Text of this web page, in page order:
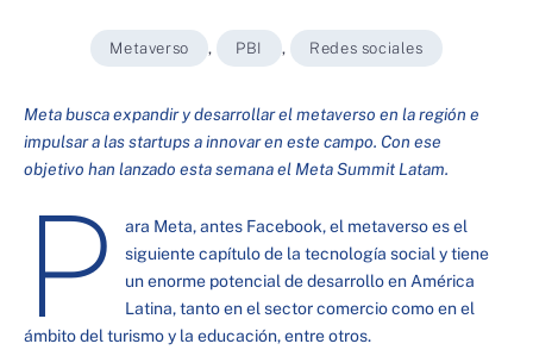
Metaverso , PBI , Redes sociales
Meta busca expandir y desarrollar el metaverso en la región e
impulsar a las startups a innovar en este campo. Con ese
objetivo han lanzado esta semana el Meta Summit Latam.
P
ara Meta, antes Facebook, el metaverso es el
siguiente capítulo de la tecnología social y tiene
un enorme potencial de desarrollo en América
Latina, tanto en el sector comercio como en el
ámbito del turismo y la educación, entre otros.